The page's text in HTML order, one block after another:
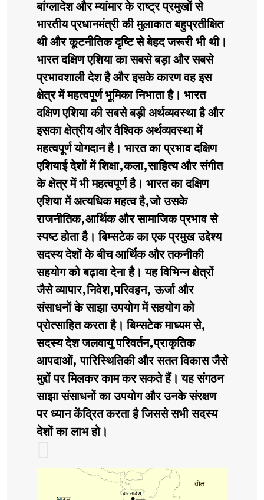
बांग्लादेश और म्यांमार के राष्ट्र प्रमुखों से
भारतीय प्रधानमंत्री की मुलाकात बहुप्रतीक्षित
थी और कूटनीतिक दृष्टि से बेहद जरूरी भी थी।
भारत दक्षिण एशिया का सबसे बड़ा और सबसे
प्रभावशाली देश है और इसके कारण वह इस
क्षेत्र में महत्वपूर्ण भूमिका निभाता है। भारत
दक्षिण एशिया की सबसे बड़ी अर्थव्यवस्था है और
इसका क्षेत्रीय और वैश्विक अर्थव्यवस्था में
महत्वपूर्ण योगदान है। भारत का प्रभाव दक्षिण
एशियाई देशों में शिक्षा,कला,साहित्य और संगीत
के क्षेत्र में भी महत्वपूर्ण है। भारत का दक्षिण
एशिया में अत्यधिक महत्व है,जो उसके
राजनीतिक,आर्थिक और सामाजिक प्रभाव से
स्पष्ट होता है। बिम्सटेक का एक प्रमुख उद्देश्य
सदस्य देशों के बीच आर्थिक और तकनीकी
सहयोग को बढ़ावा देना है। यह विभिन्न क्षेत्रों
जैसे व्यापार,निवेश,परिवहन, ऊर्जा और
संसाधनों के साझा उपयोग में सहयोग को
प्रोत्साहित करता है। बिम्सटेक माध्यम से,
सदस्य देश जलवायु परिवर्तन,प्राकृतिक
आपदाओं, पारिस्थितिकी और सतत विकास जैसे
मुद्दों पर मिलकर काम कर सकते हैं। यह संगठन
साझा संसाधनों का उपयोग और उनके संरक्षण
पर ध्यान केंद्रित करता है जिससे सभी सदस्य
देशों का लाभ हो।